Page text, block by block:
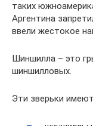
таких
Аргентина
ввели жестокое
Шиншилла – это
шиншилловых.
Эти зверьки